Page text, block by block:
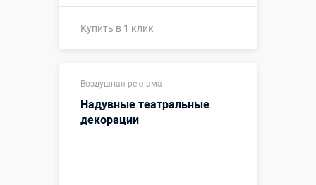
Купить в 1 клик
Воздушная реклама
Надувные театральные
декорации